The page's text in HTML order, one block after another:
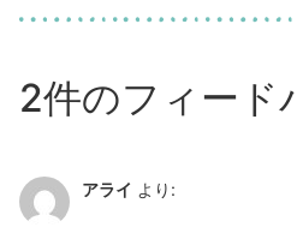
2件のフィード
アライ より: